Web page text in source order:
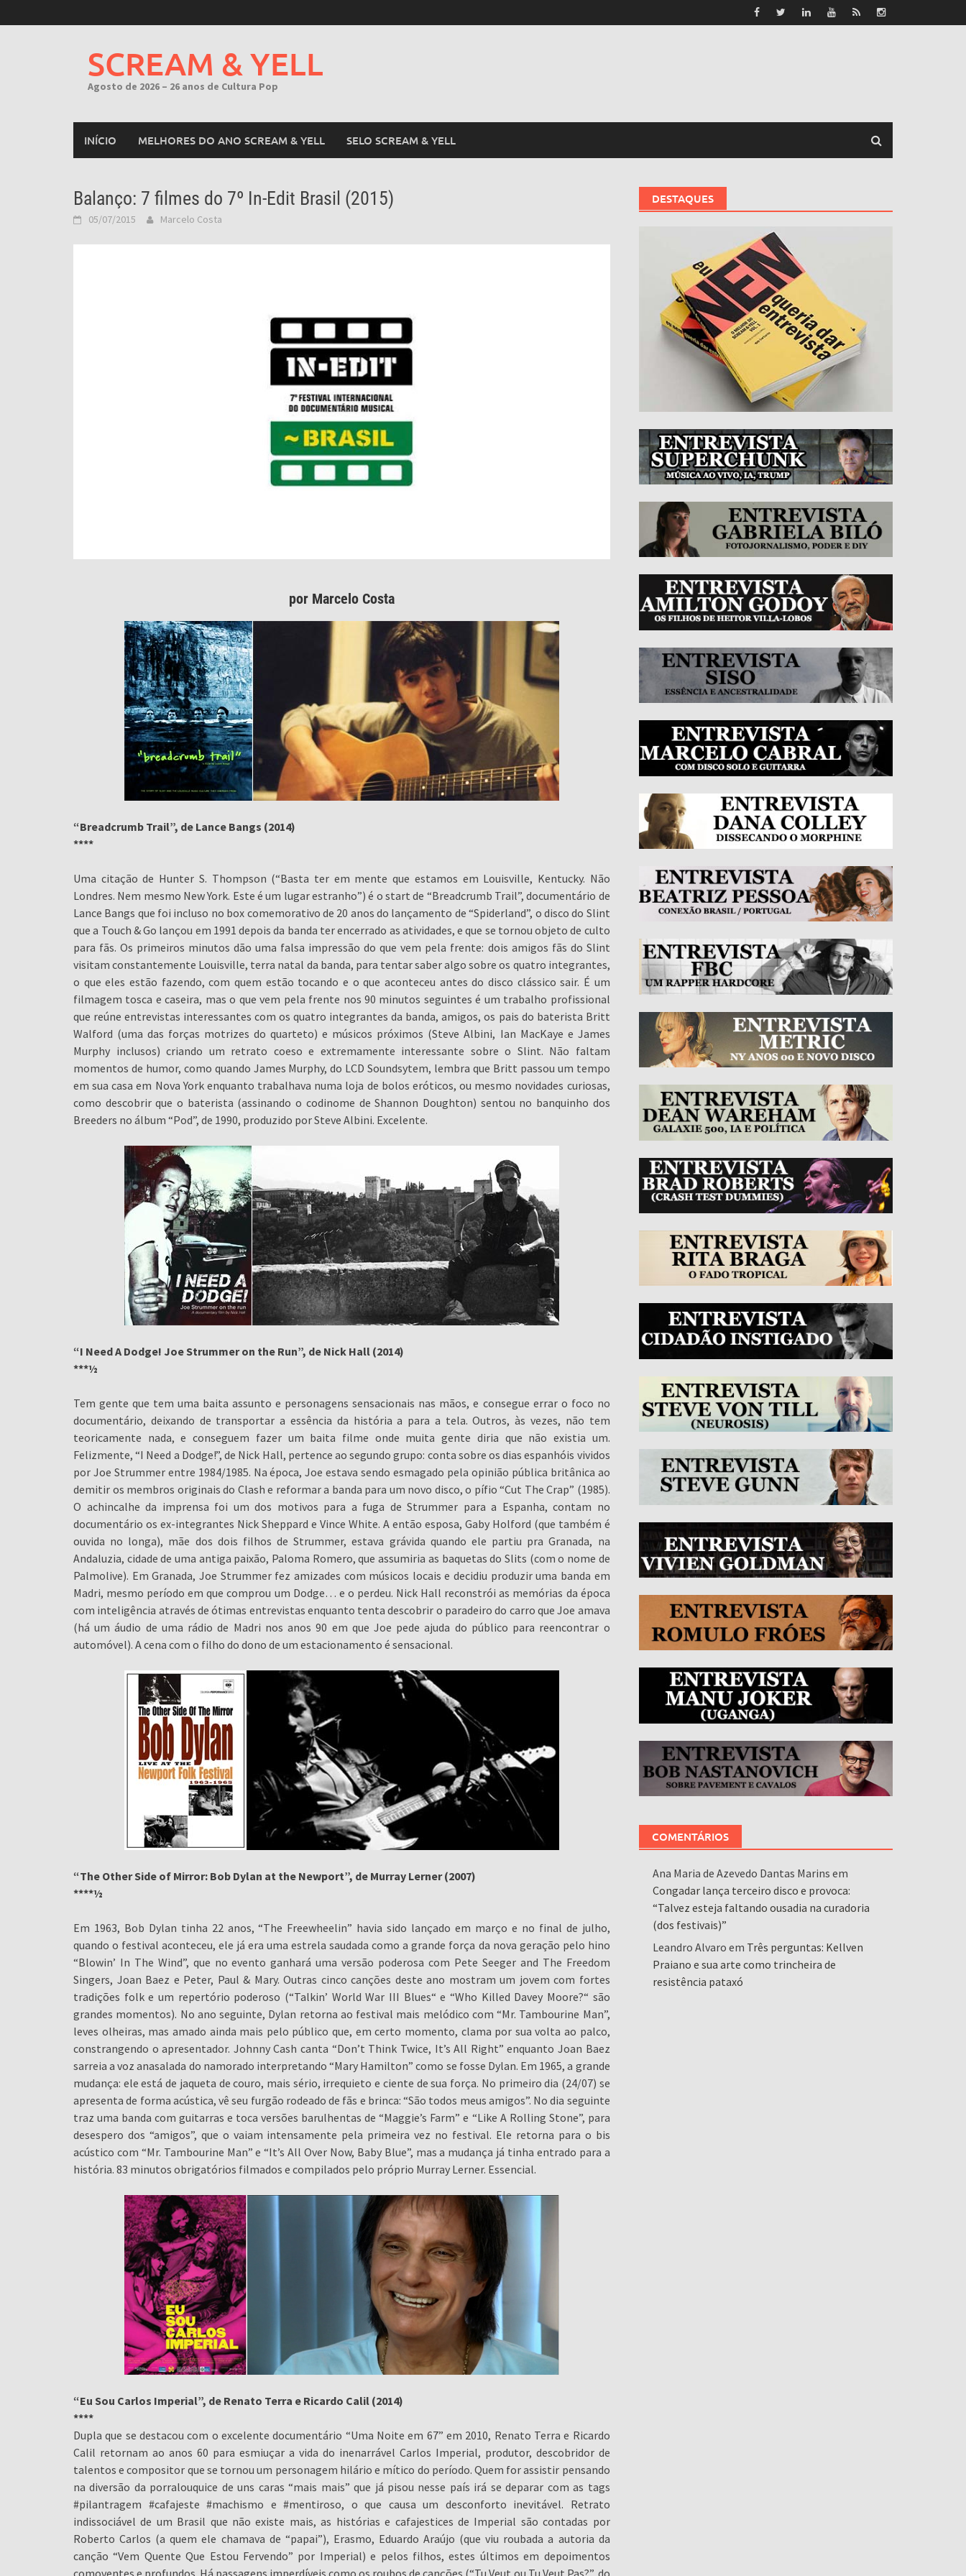
to
SCREAM & YELL
Agosto de 2026 – 26 anos de Cultura Pop
INÍCIO MELHORES DO ANO SCREAM & YELL SELO SCREAM & YELL
Balanço: 7 filmes do 7º In-Edit Brasil (2015)
05/07/2015 Marcelo Costa
por Marcelo Costa
“Breadcrumb Trail”, de Lance Bangs (2014)
****
Uma citação de Hunter S. Thompson (“Basta ter em mente que estamos em Louisville, Kentucky. Não
Londres. Nem mesmo New York. Este é um lugar estranho”) é o start de “Breadcrumb Trail”, documentário de
Lance Bangs que foi incluso no box comemorativo de 20 anos do lançamento de “Spiderland”, o disco do Slint
que a Touch & Go lançou em 1991 depois da banda ter encerrado as atividades, e que se tornou objeto de culto
para fãs. Os primeiros minutos dão uma falsa impressão do que vem pela frente: dois amigos fãs do Slint
visitam constantemente Louisville, terra natal da banda, para tentar saber algo sobre os quatro integrantes,
o que eles estão fazendo, com quem estão tocando e o que aconteceu antes do disco clássico sair. É um
filmagem tosca e caseira, mas o que vem pela frente nos 90 minutos seguintes é um trabalho profissional
que reúne entrevistas interessantes com os quatro integrantes da banda, amigos, os pais do baterista Britt
Walford (uma das forças motrizes do quarteto) e músicos próximos (Steve Albini, Ian MacKaye e James
Murphy inclusos) criando um retrato coeso e extremamente interessante sobre o Slint. Não faltam
momentos de humor, como quando James Murphy, do LCD Soundsytem, lembra que Britt passou um tempo
em sua casa em Nova York enquanto trabalhava numa loja de bolos eróticos, ou mesmo novidades curiosas,
como descobrir que o baterista (assinando o codinome de Shannon Doughton) sentou no banquinho dos
Breeders no álbum “Pod”, de 1990, produzido por Steve Albini. Excelente.
“I Need A Dodge! Joe Strummer on the Run”, de Nick Hall (2014)
***½
Tem gente que tem uma baita assunto e personagens sensacionais nas mãos, e consegue errar o foco no
documentário, deixando de transportar a essência da história a para a tela. Outros, às vezes, não tem
teoricamente nada, e conseguem fazer um baita filme onde muita gente diria que não existia um.
Felizmente, “I Need a Dodge!”, de Nick Hall, pertence ao segundo grupo: conta sobre os dias espanhóis vividos
por Joe Strummer entre 1984/1985. Na época, Joe estava sendo esmagado pela opinião pública britânica ao
demitir os membros originais do Clash e reformar a banda para um novo disco, o pífio “Cut The Crap” (1985).
O achincalhe da imprensa foi um dos motivos para a fuga de Strummer para a Espanha, contam no
documentário os ex-integrantes Nick Sheppard e Vince White. A então esposa, Gaby Holford (que também é
ouvida no longa), mãe dos dois filhos de Strummer, estava grávida quando ele partiu pra Granada, na
Andaluzia, cidade de uma antiga paixão, Paloma Romero, que assumiria as baquetas do Slits (com o nome de
Palmolive). Em Granada, Joe Strummer fez amizades com músicos locais e decidiu produzir uma banda em
Madri, mesmo período em que comprou um Dodge… e o perdeu. Nick Hall reconstrói as memórias da época
com inteligência através de ótimas entrevistas enquanto tenta descobrir o paradeiro do carro que Joe amava
(há um áudio de uma rádio de Madri nos anos 90 em que Joe pede ajuda do público para reencontrar o
automóvel). A cena com o filho do dono de um estacionamento é sensacional.
“The Other Side of Mirror: Bob Dylan at the Newport”, de Murray Lerner (2007)
****½
Em 1963, Bob Dylan tinha 22 anos, “The Freewheelin” havia sido lançado em março e no final de julho,
quando o festival aconteceu, ele já era uma estrela saudada como a grande força da nova geração pelo hino
“Blowin’ In The Wind”, que no evento ganhará uma versão poderosa com Pete Seeger and The Freedom
Singers, Joan Baez e Peter, Paul & Mary. Outras cinco canções deste ano mostram um jovem com fortes
tradições folk e um repertório poderoso (“Talkin’ World War III Blues“ e “Who Killed Davey Moore?“ são
grandes momentos). No ano seguinte, Dylan retorna ao festival mais melódico com “Mr. Tambourine Man”,
leves olheiras, mas amado ainda mais pelo público que, em certo momento, clama por sua volta ao palco,
constrangendo o apresentador. Johnny Cash canta “Don’t Think Twice, It’s All Right” enquanto Joan Baez
sarreia a voz anasalada do namorado interpretando “Mary Hamilton” como se fosse Dylan. Em 1965, a grande
mudança: ele está de jaqueta de couro, mais sério, irrequieto e ciente de sua força. No primeiro dia (24/07) se
apresenta de forma acústica, vê seu furgão rodeado de fãs e brinca: “São todos meus amigos”. No dia seguinte
traz uma banda com guitarras e toca versões barulhentas de “Maggie’s Farm” e “Like A Rolling Stone”, para
desespero dos “amigos”, que o vaiam intensamente pela primeira vez no festival. Ele retorna para o bis
acústico com “Mr. Tambourine Man” e “It’s All Over Now, Baby Blue”, mas a mudança já tinha entrado para a
história. 83 minutos obrigatórios filmados e compilados pelo próprio Murray Lerner. Essencial.
“Eu Sou Carlos Imperial”, de Renato Terra e Ricardo Calil (2014)
****
Dupla que se destacou com o excelente documentário “Uma Noite em 67” em 2010, Renato Terra e Ricardo
Calil retornam ao anos 60 para esmiuçar a vida do inenarrável Carlos Imperial, produtor, descobridor de
talentos e compositor que se tornou um personagem hilário e mítico do período. Quem for assistir pensando
na diversão da porralouquice de uns caras “mais mais” que já pisou nesse país irá se deparar com as tags
#pilantragem #cafajeste #machismo e #mentiroso, o que causa um desconforto inevitável. Retrato
indissociável de um Brasil que não existe mais, as histórias e cafajestices de Imperial são contadas por
Roberto Carlos (a quem ele chamava de “papai”), Erasmo, Eduardo Araújo (que viu roubada a autoria da
canção “Vem Quente Que Estou Fervendo” por Imperial) e pelos filhos, estes últimos em depoimentos
DESTAQUES
COMENTÁRIOS
Ana Maria de Azevedo Dantas Marins em
Congadar lança terceiro disco e provoca:
“Talvez esteja faltando ousadia na curadoria
(dos festivais)”
Leandro Alvaro em Três perguntas: Kellven
Praiano e sua arte como trincheira de
resistência pataxó